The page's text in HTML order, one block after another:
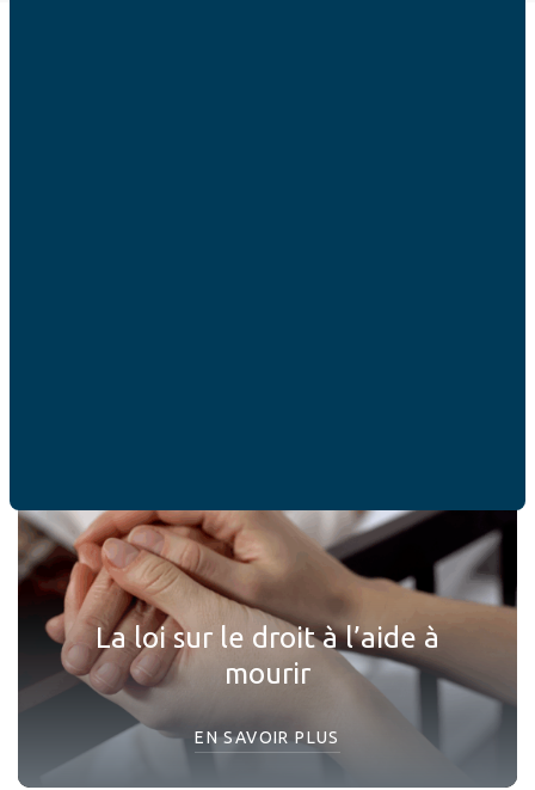
La loi sur le droit à l’aide à
mourir
EN SAVOIR PLUS